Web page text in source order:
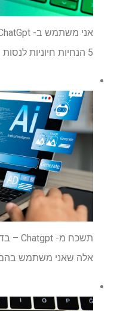
5 הנחיות חיוניות לנסות
אלה שאני משתמש בהם